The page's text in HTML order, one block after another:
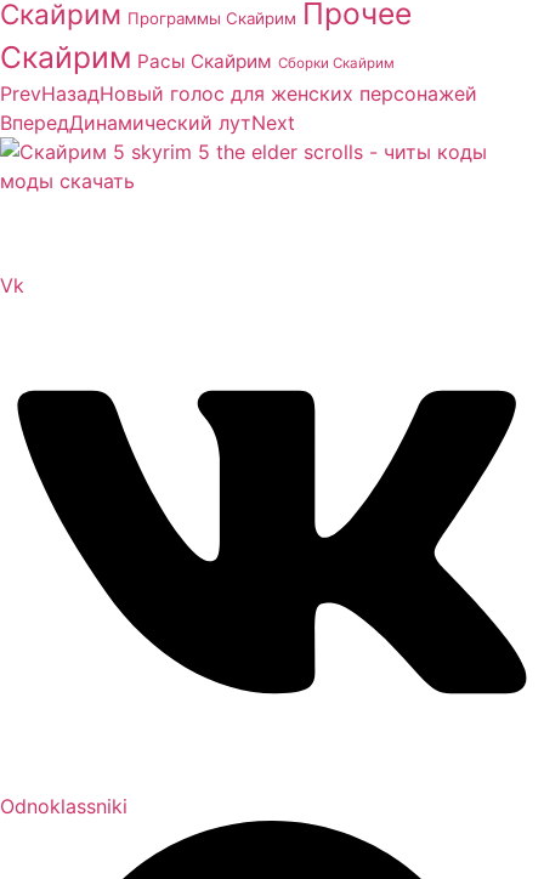
Скайрим Программы Скайрим Прочее
Скайрим Расы Скайрим Сборки Скайрим
PrevНазадНовый голос для женских персонажей
ВпередДинамический лутNext
Vk
Odnoklassniki